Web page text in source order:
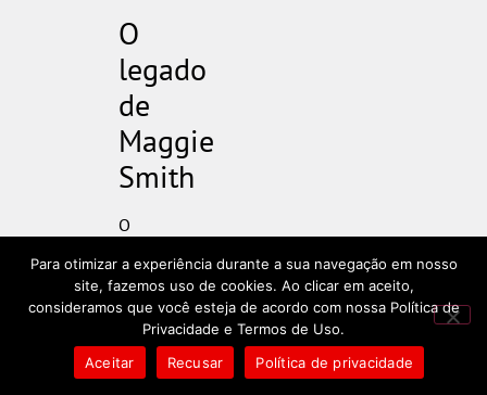
O
legado
de
Maggie
Smith
O
de
Maggie
Smith
no
mundo
Para otimizar a experiência durante a sua navegação em nosso
site, fazemos uso de cookies. Ao clicar em aceito,
consideramos que você esteja de acordo com nossa Política de
Privacidade e Termos de Uso.
Aceitar
Recusar Política de privacidade